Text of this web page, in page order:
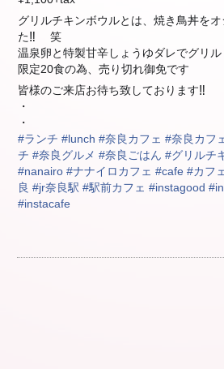
グリルチキンボウルとは、焼き鳥丼を
た‼︎
笑
温泉卵と特製甘辛しょうゆダレでグリ
限定20食の為、売り切れ御免です
皆様のご来店お待ち致しております‼︎
・
・
#ランチ #lunch #奈良カフェ #奈良カフ
チ #奈良グルメ #奈良ごはん #グリルチ
#nanairo #ナナイロカフェ #cafe #カフェ
良 #jr奈良駅 #駅前カフェ #instagood #
#instacafe